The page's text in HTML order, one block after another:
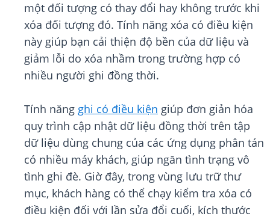
một đối tượng có thay đổi hay không trước khi
xóa đối tượng đó. Tính năng xóa có điều kiện
này giúp bạn cải thiện độ bền của dữ liệu và
giảm lỗi do xóa nhầm trong trường hợp có
nhiều người ghi đồng thời.
Tính năng ghi có điều kiện giúp đơn giản hóa
quy trình cập nhật dữ liệu đồng thời trên tập
dữ liệu dùng chung của các ứng dụng phân tán
có nhiều máy khách, giúp ngăn tình trạng vô
tình ghi đè. Giờ đây, trong vùng lưu trữ thư
mục, khách hàng có thể chạy kiểm tra xóa có
điều kiện đối với lần sửa đổi cuối, kích thước